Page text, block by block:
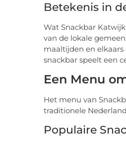
Betekenis in
Wat Snackbar
van de lokale
maaltijden en
snackbar speelt een
Een Menu
Het menu van
traditionele
Populaire